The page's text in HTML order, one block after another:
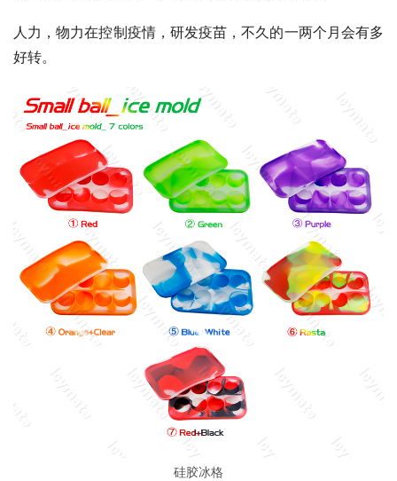
人力，物力在控制疫情，研发疫苗，不久的一两个月会有多
好转。
硅胶冰格